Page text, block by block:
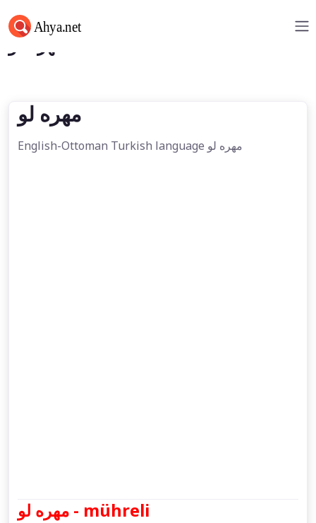
مهره لو
مهره لو
English-Ottoman Turkish language مهره لو
مهره لو - mühreli